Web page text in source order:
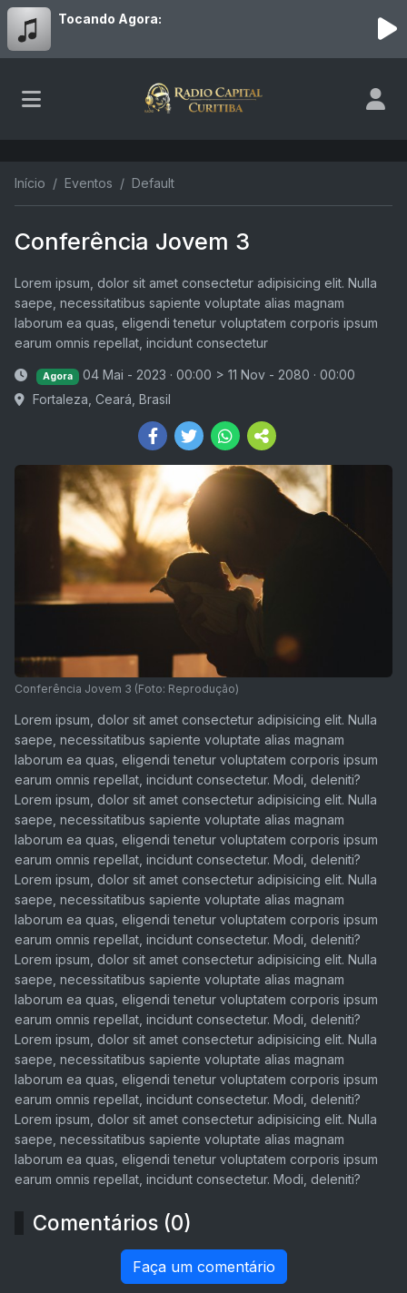
Tocando Agora:
Início Eventos Default
Conferência Jovem 3
Lorem ipsum, dolor sit amet consectetur adipisicing elit. Nulla
saepe, necessitatibus sapiente voluptate alias magnam
laborum ea quas, eligendi tenetur voluptatem corporis ipsum
earum omnis repellat, incidunt consectetur
Agora 04 Mai - 2023 · 00:00 > 11 Nov - 2080 · 00:00
Fortaleza, Ceará, Brasil
Conferência Jovem 3 (Foto: Reprodução)
Lorem ipsum, dolor sit amet consectetur adipisicing elit. Nulla
saepe, necessitatibus sapiente voluptate alias magnam
laborum ea quas, eligendi tenetur voluptatem corporis ipsum
earum omnis repellat, incidunt consectetur. Modi, deleniti?
Lorem ipsum, dolor sit amet consectetur adipisicing elit. Nulla
saepe, necessitatibus sapiente voluptate alias magnam
laborum ea quas, eligendi tenetur voluptatem corporis ipsum
earum omnis repellat, incidunt consectetur. Modi, deleniti?
Lorem ipsum, dolor sit amet consectetur adipisicing elit. Nulla
saepe, necessitatibus sapiente voluptate alias magnam
laborum ea quas, eligendi tenetur voluptatem corporis ipsum
earum omnis repellat, incidunt consectetur. Modi, deleniti?
Lorem ipsum, dolor sit amet consectetur adipisicing elit. Nulla
saepe, necessitatibus sapiente voluptate alias magnam
laborum ea quas, eligendi tenetur voluptatem corporis ipsum
earum omnis repellat, incidunt consectetur. Modi, deleniti?
Lorem ipsum, dolor sit amet consectetur adipisicing elit. Nulla
saepe, necessitatibus sapiente voluptate alias magnam
laborum ea quas, eligendi tenetur voluptatem corporis ipsum
earum omnis repellat, incidunt consectetur. Modi, deleniti?
Lorem ipsum, dolor sit amet consectetur adipisicing elit. Nulla
saepe, necessitatibus sapiente voluptate alias magnam
laborum ea quas, eligendi tenetur voluptatem corporis ipsum
earum omnis repellat, incidunt consectetur. Modi, deleniti?
Comentários (0)
Faça um comentário